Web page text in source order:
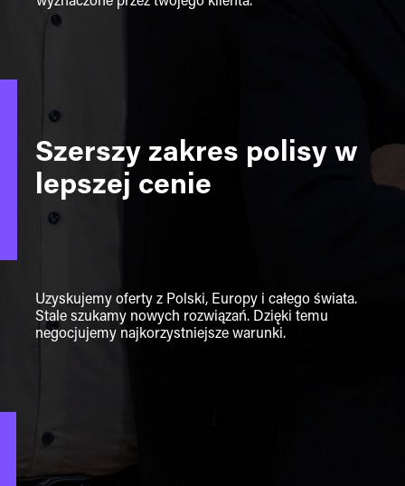
Szerszy zakres polisy w
lepszej cenie
Uzyskujemy oferty z Polski, Europy i całego świata.
Stale szukamy nowych rozwiązań. Dzięki temu
negocjujemy najkorzystniejsze warunki.